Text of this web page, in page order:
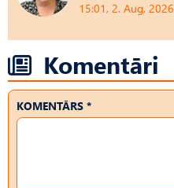
15:01, 2. Aug, 2026
Komentāri
KOMENTĀRS *